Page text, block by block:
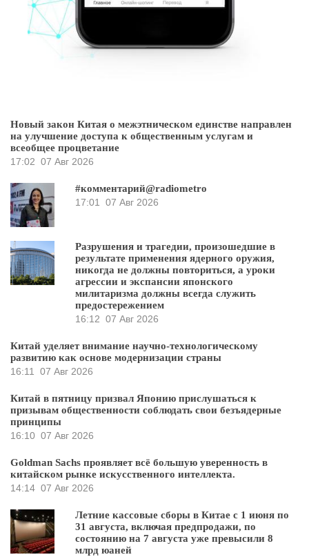
Новый закон Китая о межэтническом единстве направлен
на улучшение доступа к общественным услугам и
всеобщее процветание
17:02 07 Авг 2026
#комментарий@radiometro
17:01
07 Авг 2026
Разрушения и трагедии, произошедшие в
результате применения ядерного оружия,
никогда не должны повториться, а уроки
агрессии и экспансии японского
милитаризма должны всегда служить
предостережением
16:12 07 Авг 2026
Китай уделяет внимание научно-технологическому
развитию как основе модернизации страны
16:11
07 Авг 2026
Китай в пятницу призвал Японию прислушаться к
призывам общественности соблюдать свои безъядерные
принципы
16:10 07 Авг 2026
Goldman Sachs проявляет всё большую уверенность в
китайском рынке искусственного интеллекта.
14:14 07 Авг 2026
Летние кассовые сборы в Китае с 1 июня по
31 августа, включая предпродажи, по
состоянию на 7 августа уже превысили 8
млрд юаней